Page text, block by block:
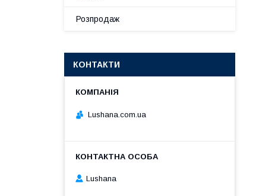
Розпродаж
КОНТАКТИ
Lushana.com.ua
Lushana